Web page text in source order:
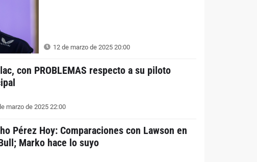
12 de marzo de 2025 20:00
con PROBLEMAS respecto a su piloto
marzo de 2025 22:00
Pérez Hoy: Comparaciones con Lawson en
Marko hace lo suyo